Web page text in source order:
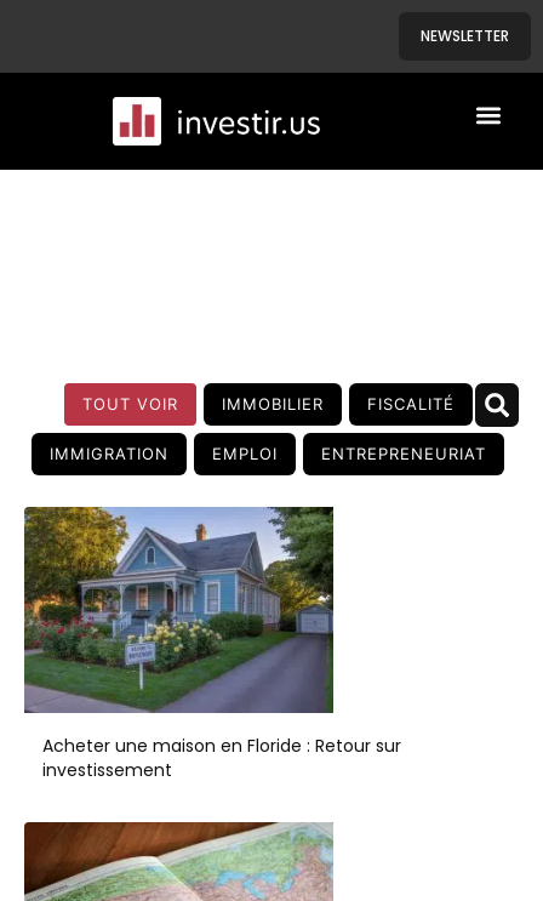
NEWSLETTER
TOUT VOIR IMMOBILIER FISCALITÉ
IMMIGRATION EMPLOI ENTREPRENEURIAT
Acheter une maison en Floride : Retour sur
investissement